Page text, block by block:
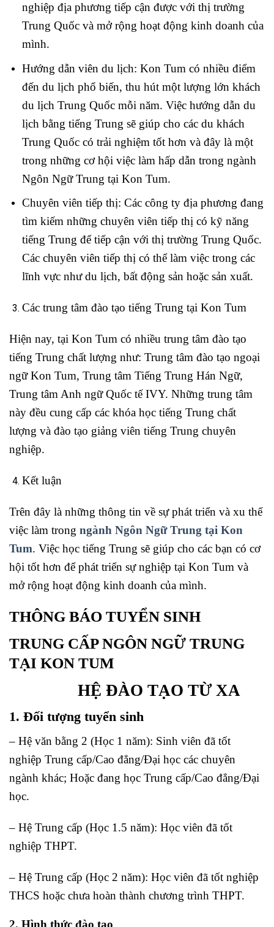
nghiệp địa phương tiếp cận được với thị trường
Trung Quốc và mở rộng hoạt động kinh doanh của
mình.
Hướng dẫn viên du lịch: Kon Tum có nhiều điểm
đến du lịch phổ biến, thu hút một lượng lớn khách
du lịch Trung Quốc mỗi năm. Việc hướng dẫn du
lịch bằng tiếng Trung sẽ giúp cho các du khách
Trung Quốc có trải nghiệm tốt hơn và đây là một
trong những cơ hội việc làm hấp dẫn trong ngành
Ngôn Ngữ Trung tại Kon Tum.
Chuyên viên tiếp thị: Các công ty địa phương đang
tìm kiếm những chuyên viên tiếp thị có kỹ năng
tiếng Trung để tiếp cận với thị trường Trung Quốc.
Các chuyên viên tiếp thị có thể làm việc trong các
lĩnh vực như du lịch, bất động sản hoặc sản xuất.
Các trung tâm đào tạo tiếng Trung tại Kon Tum
Hiện nay, tại Kon Tum có nhiều trung tâm đào tạo
tiếng Trung chất lượng như: Trung tâm đào tạo ngoại
ngữ Kon Tum, Trung tâm Tiếng Trung Hán Ngữ,
Trung tâm Anh ngữ Quốc tế IVY. Những trung tâm
này đều cung cấp các khóa học tiếng Trung chất
lượng và đào tạo giảng viên tiếng Trung chuyên
nghiệp.
Kết luận
Trên đây là những thông tin về sự phát triển và xu thế
việc làm trong ngành Ngôn Ngữ Trung tại Kon
Tum. Việc học tiếng Trung sẽ giúp cho các bạn có cơ
hội tốt hơn để phát triển sự nghiệp tại Kon Tum và
mở rộng hoạt động kinh doanh của mình.
THÔNG BÁO TUYỂN SINH
TRUNG CẤP NGÔN NGỮ TRUNG
TẠI KON TUM
HỆ ĐÀO TẠO TỪ XA
1. Đối tượng tuyển sinh
– Hệ văn bằng 2 (Học 1 năm): Sinh viên đã tốt
nghiệp Trung cấp/Cao đẳng/Đại học các chuyên
ngành khác; Hoặc đang học Trung cấp/Cao đẳng/Đại
học.
– Hệ Trung cấp (Học 1.5 năm): Học viên đã tốt
nghiệp THPT.
– Hệ Trung cấp (Học 2 năm): Học viên đã tốt nghiệp
THCS hoặc chưa hoàn thành chương trình THPT.